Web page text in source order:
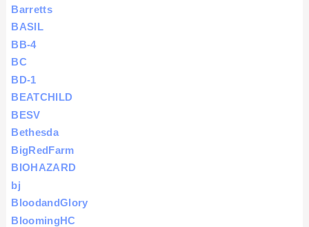
Barretts
BASIL
BB-4
BC
BD-1
BEATCHILD
BESV
Bethesda
BigRedFarm
BIOHAZARD
bj
BloodandGlory
BloomingHC